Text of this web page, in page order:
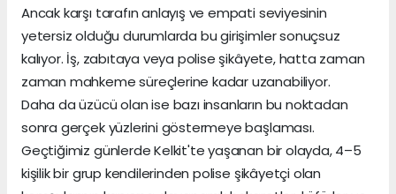
Ancak karşı tarafın anlayış ve empati seviyesinin
yetersiz olduğu durumlarda bu girişimler sonuçsuz
kalıyor. İş, zabıtaya veya polise şikâyete, hatta zaman
zaman mahkeme süreçlerine kadar uzanabiliyor.
Daha da üzücü olan ise bazı insanların bu noktadan
sonra gerçek yüzlerini göstermeye başlaması.
Geçtiğimiz günlerde Kelkit'te yaşanan bir olayda, 4–5
kişilik bir grup kendilerinden polise şikâyetçi olan